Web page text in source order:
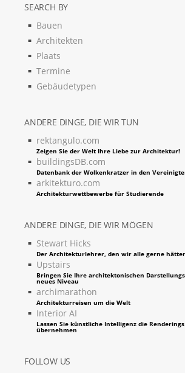
SEARCH BY
Bauen
Architekten
Plaats
Termine
Gebäudetypen
ANDERE DINGE, DIE WIR TUN
rektangulo.com
Zeigen Sie der Welt Ihre Liebe zur Architektur!
buildingsDB.com
Datenbank der Wolkenkratzer in den
arkitekturo.com
Architekturwettbewerbe für Studierende
ANDERE DINGE, DIE WIR MÖGEN
Stewart Hicks
Der Architekturlehrer, den wir alle gerne
Upstairs
Bringen Sie Ihre architektonischen
neues Niveau
archimarathon
Architekturreisen um die Welt
Interior AI
Lassen Sie künstliche Intelligenz die
übernehmen
FOLLOW US